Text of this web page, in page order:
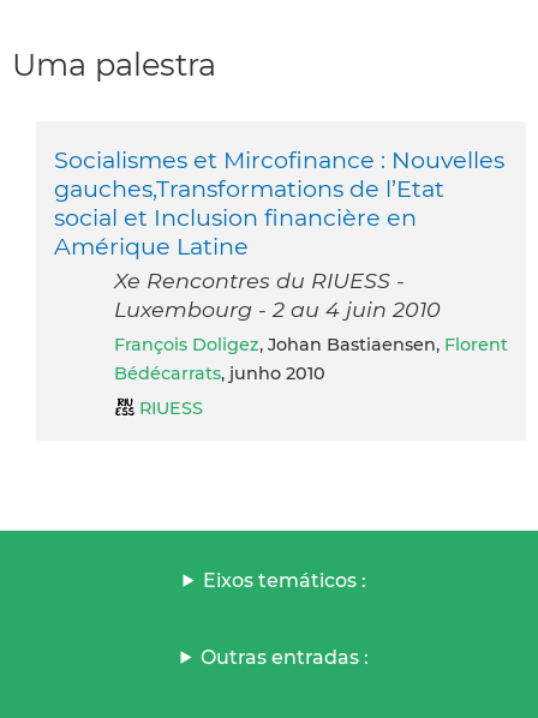
Uma palestra
Socialismes et Mircofinance : Nouvelles
gauches,Transformations de l’Etat
social et Inclusion financière en
Amérique Latine
Xe Rencontres du RIUESS -
Luxembourg - 2 au 4 juin 2010
François Doligez, Johan Bastiaensen, Florent
Bédécarrats, junho 2010
RIUESS
Eixos temáticos :
Outras entradas :